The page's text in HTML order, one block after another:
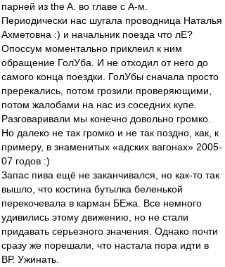
парней из the A. во главе с А-м.
Периодически нас шугала проводница Наталья
Ахметовна :) и начальник поезда что лЕ?
Опоссум моментально приклеил к ним
обращение ГолУба. И не отходил от него до
самого конца поездки. ГолУбы сначала просто
пререкались, потом грозили проверяющими,
потом жалобами на нас из соседних купе.
Разговаривали мы конечно довольно громко.
Но далеко не так громко и не так поздно, как, к
примеру, в знаменитых «адских вагонах» 2005-
07 годов :)
Запас пива ещё не заканчивался, но как-то так
вышло, что костина бутылка беленькой
перекочевала в карман БЕжа. Все немного
удивились этому движению, но не стали
придавать серьезного значения. Однако почти
сразу же порешали, что настала пора идти в
ВР. Ужинать.